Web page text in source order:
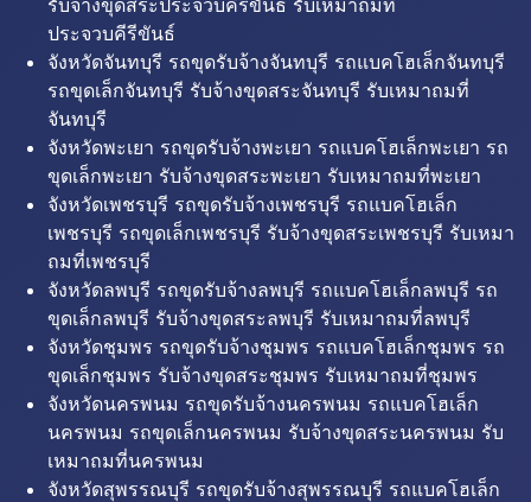
รับจ้างขุดสระประจวบคีรีขันธ์ รับเหมาถมที่
ประจวบคีรีขันธ์
จังหวัดจันทบุรี รถขุดรับจ้างจันทบุรี รถแบคโฮเล็กจันทบุรี
รถขุดเล็กจันทบุรี รับจ้างขุดสระจันทบุรี รับเหมาถมที่
จันทบุรี
จังหวัดพะเยา รถขุดรับจ้างพะเยา รถแบคโฮเล็กพะเยา รถ
ขุดเล็กพะเยา รับจ้างขุดสระพะเยา รับเหมาถมที่พะเยา
จังหวัดเพชรบุรี รถขุดรับจ้างเพชรบุรี รถแบคโฮเล็ก
เพชรบุรี รถขุดเล็กเพชรบุรี รับจ้างขุดสระเพชรบุรี รับเหมา
ถมที่เพชรบุรี
จังหวัดลพบุรี รถขุดรับจ้างลพบุรี รถแบคโฮเล็กลพบุรี รถ
ขุดเล็กลพบุรี รับจ้างขุดสระลพบุรี รับเหมาถมที่ลพบุรี
จังหวัดชุมพร รถขุดรับจ้างชุมพร รถแบคโฮเล็กชุมพร รถ
ขุดเล็กชุมพร รับจ้างขุดสระชุมพร รับเหมาถมที่ชุมพร
จังหวัดนครพนม รถขุดรับจ้างนครพนม รถแบคโฮเล็ก
นครพนม รถขุดเล็กนครพนม รับจ้างขุดสระนครพนม รับ
เหมาถมที่นครพนม
จังหวัดสุพรรณบุรี รถขุดรับจ้างสุพรรณบุรี รถแบคโฮเล็ก